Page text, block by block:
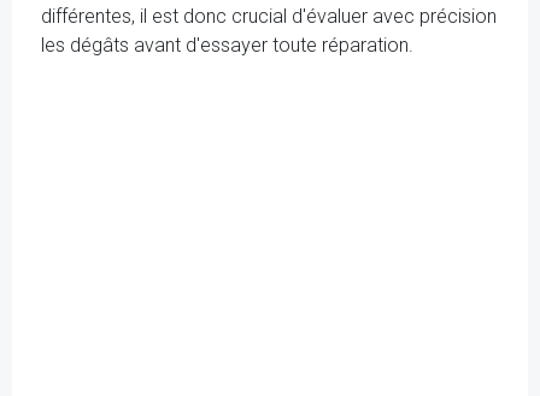
différentes, il est donc crucial d'évaluer avec précision
les dégâts avant d'essayer toute réparation.